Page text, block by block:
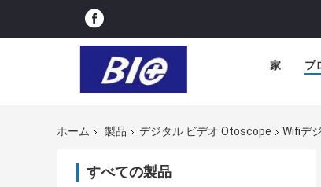
家 プ
ホーム 製品 デジタル ビデオ Otoscope Wifiデ
すべての製品